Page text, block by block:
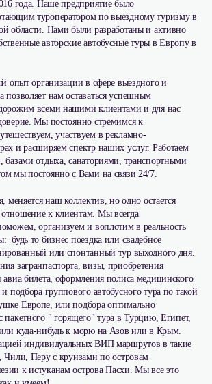
года. Наше предприятие было
туроператором по выездному туризму в
области. Нами были разработаны и активно
авторские автобусные туры в Европу в
организации в сфере выездного и
позволяет нам оставаться успешным
всеми нашими клиентами и для нас
Мы постоянно стремимся к
участвуем в рекламно-
и расширяем спектр наших услуг. Работаем
базами отдыха, санаториями, транспортными
мы постоянно с Вами на связи 24/7.
наш коллектив, но одно остается
к клиентам. Мы всегда
организуем и воплотим в реальность
то бизнес поездка или свадебное
или спонтанный тур выходного дня.
загранпаспорта, визы, приобретения
авиа билета, оформления полиса медицинского
подбора группового автобусного тура по такой
Европе, или подбора оптимально
пакетного " горящего" тура в Турцию, Египет,
куда-нибудь к морю на Азов или в Крым.
индивидуальных ВИП маршрутов в такие
Чили, Перу с круизами по островам
к истуканам острова Пасхи. Мы все это